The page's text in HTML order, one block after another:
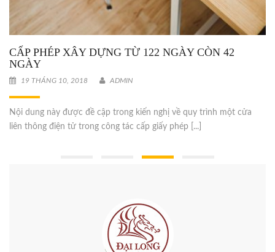
HÀ NỘI XÂY TUYẾN ĐƯỜNG KẾT NỐI QUỐC LỘ
32 VỚI THỊ TRẤN TÂY ĐẰNG
19 THÁNG 10, 2018 ADMIN
Việc đầu tư bổ sung tuyến kết nối đường Quốc lộ 32 và đường
tránh Quốc lộ 32 vào dự án đường tránh Quốc [...]